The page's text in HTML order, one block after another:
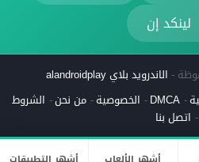
لينكد إن
الاندرويد بلاي alandroidplay
DMCA الخصوصية من نحن الشروط
اتصل بنا